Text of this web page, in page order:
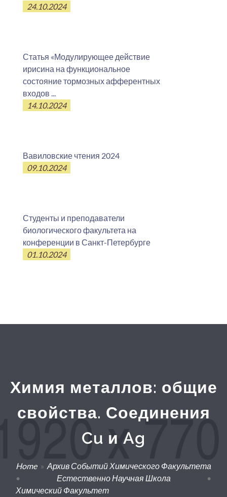
24.10.2024
Статья «Модулирующее действие
ирисина на функциональное
состояние тормозных афферентных
входов ...
14.10.2024
Вавиловские чтения 2024
09.10.2024
Студенты и преподаватели
биологического факультета на
конференции в Санкт-Петербурге
01.10.2024
Химия металлов: общие
свойства. Соединения
Cu и Ag
Home» Архив Событий Химического Факультета
•
Естественно Научная Школа
•
Химический Факультет